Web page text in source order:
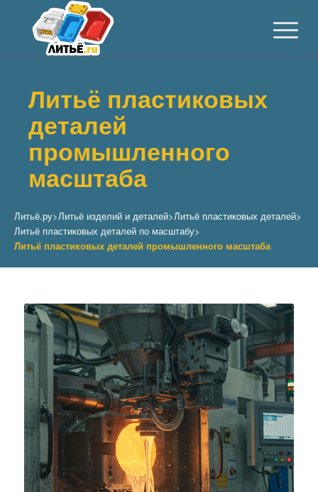
Литьё пластиковых
деталей
промышленного
масштаба
Литьё.ру>Литьё изделий и деталей>Литьё пластиковых деталей>
Литьё пластиковых деталей по масштабу>
Литьё пластиковых деталей промышленного масштаба